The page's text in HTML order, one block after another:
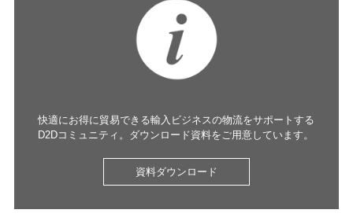
快適にお得に貿易できる輸入ビジネスの物流をサポートする
D2Dコミュニティ。ダウンロード資料をご用意しています。
資料ダウンロード